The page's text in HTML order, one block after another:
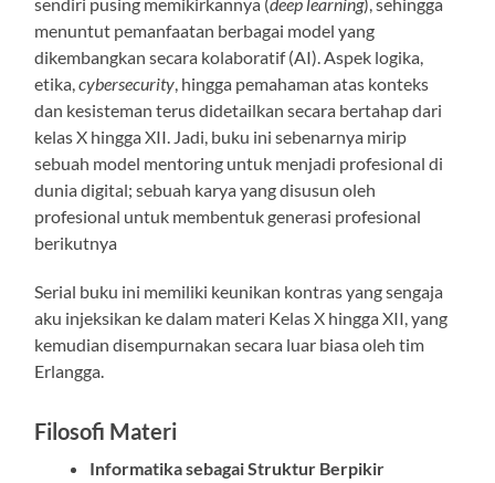
sendiri pusing memikirkannya (deep learning), sehingga
menuntut pemanfaatan berbagai model yang
dikembangkan secara kolaboratif (AI). Aspek logika,
etika,cybersecurity, hingga pemahaman atas konteks
dan kesisteman terus didetailkan secara bertahap dari
kelas X hingga XII. Jadi, buku ini sebenarnya mirip
sebuah model mentoring untuk menjadi profesional di
dunia digital; sebuah karya yang disusun oleh
profesional untuk membentuk generasi profesional
berikutnya
Serial buku ini memiliki keunikan kontras yang sengaja
aku injeksikan ke dalam materi Kelas X hingga XII, yang
kemudian disempurnakan secara luar biasa oleh tim
Erlangga.
Filosofi Materi
Informatika sebagai Struktur Berpikir